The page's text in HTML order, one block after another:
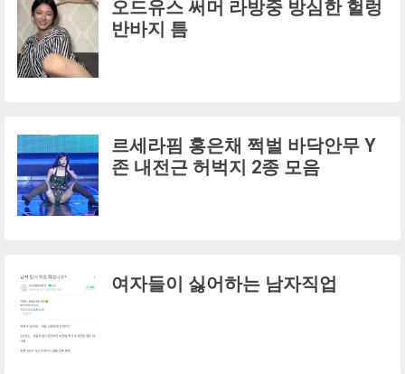
오드유스 써머 라방중 방심한 헐렁
반바지 틈
르세라핌 홍은채 쩍벌 바닥안무 Y
존 내전근 허벅지 2종 모음
여자들이 싫어하는 남자직업